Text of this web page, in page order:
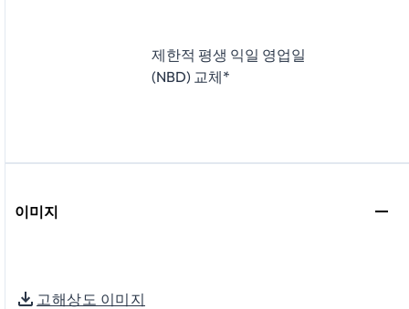
제한적 평생 익일 영업일
(NBD) 교체*
이미지
고해상도 이미지